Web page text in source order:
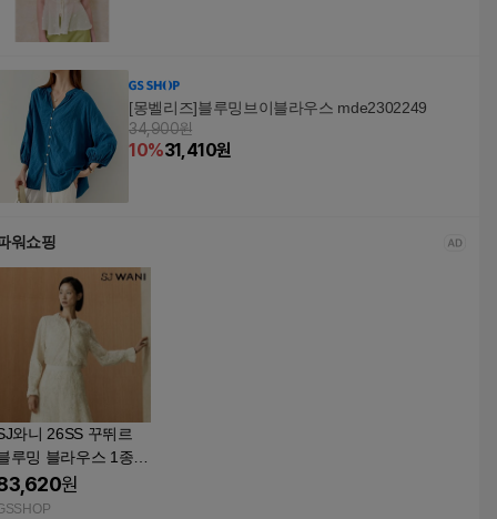
[몽벨리즈]블루밍브이블라우스 mde2302249
34,900원
10%31,410원
워쇼핑
와니 26SS 꾸뛰르
루밍 블라우스 1종
칭 가격 129,900원]
상품
원